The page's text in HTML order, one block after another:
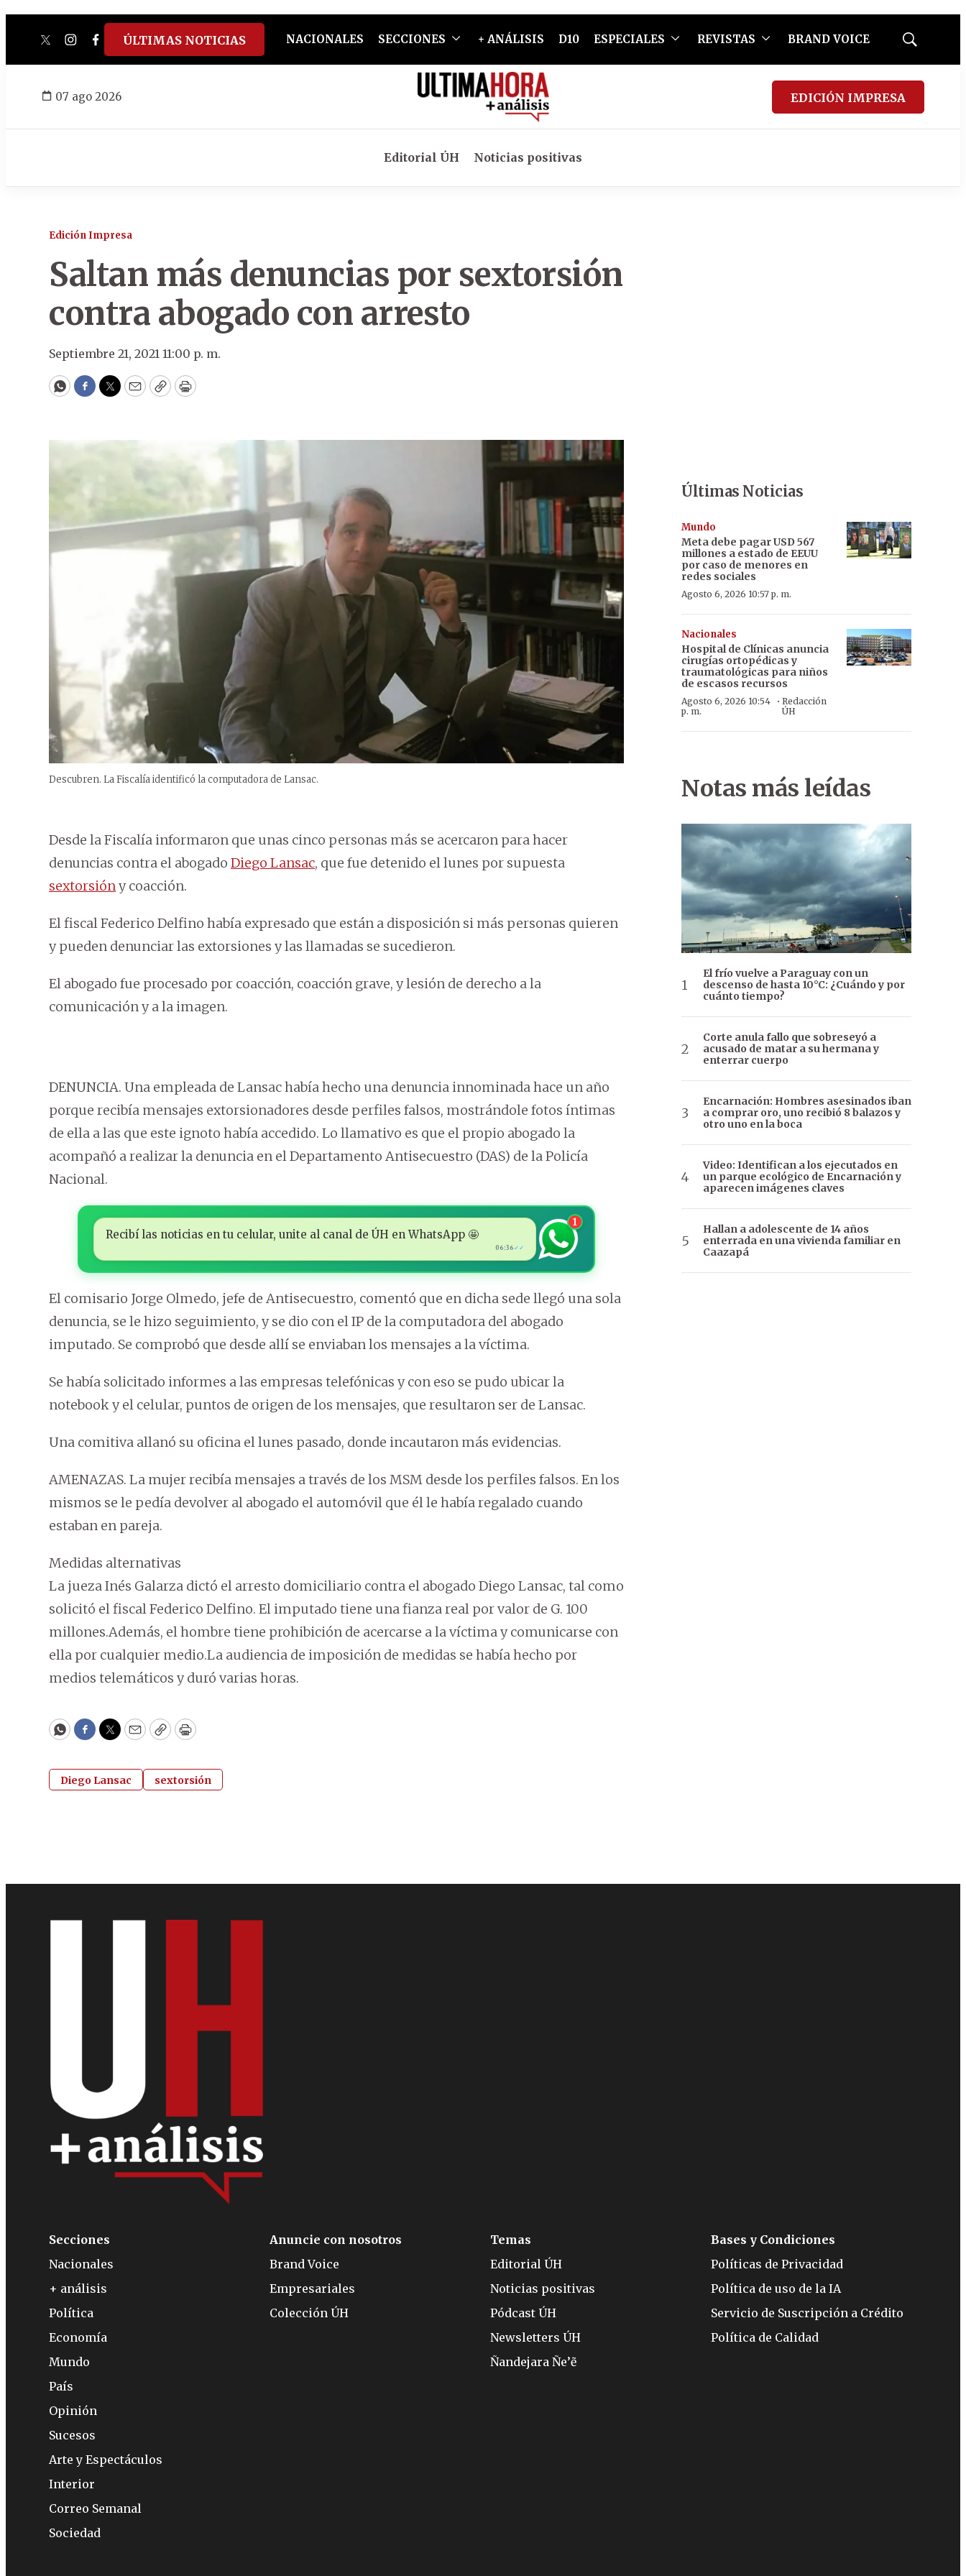
twitterinstagram
facebook
tiktokyoutube
spotify
ÚLTIMAS NOTICIAS NACIONALES SECCIONES + ANÁLISIS D10 ESPECIALES REVISTAS BRAND VOICE
Mostrar
07 ago 2026 EDICIÓN IMPRESA
Editorial ÚH Noticias positivas
Edición Impresa
Saltan más denuncias por sextorsión
contra abogado con arresto
Septiembre 21, 2021 11:00 p. m.
WhatsApp
Facebook
Twitter
EmailCopyPrint
Descubren. La Fiscalía identificó la computadora de Lansac.
Desde la Fiscalía informaron que unas cinco personas más se acercaron para hacer
denuncias contra el abogado Diego Lansac, que fue detenido el lunes por supuesta
sextorsióny coacción.
El fiscal Federico Delfino había expresado que están a disposición si más personas quieren
y pueden denunciar las extorsiones y las llamadas se sucedieron.
El abogado fue procesado por coacción, coacción grave, y lesión de derecho a la
comunicación y a la imagen.
DENUNCIA. Una empleada de Lansac había hecho una denuncia innominada hace un año
porque recibía mensajes extorsionadores desde perfiles falsos, mostrándole fotos íntimas
de ella a las que este ignoto había accedido. Lo llamativo es que el propio abogado la
acompañó a realizar la denuncia en el Departamento Antisecuestro (DAS) de la Policía
Nacional.
Recibí las noticias en tu celular, unite al canal de ÚH en WhatsApp 🤩
06:36 ✓✓
1
El comisario Jorge Olmedo, jefe de Antisecuestro, comentó que en dicha sede llegó una sola
denuncia, se le hizo seguimiento, y se dio con el IP de la computadora del abogado
imputado. Se comprobó que desde allí se enviaban los mensajes a la víctima.
Se había solicitado informes a las empresas telefónicas y con eso se pudo ubicar la
notebook y el celular, puntos de origen de los mensajes, que resultaron ser de Lansac.
Una comitiva allanó su oficina el lunes pasado, donde incautaron más evidencias.
AMENAZAS. La mujer recibía mensajes a través de los MSM desde los perfiles falsos. En los
mismos se le pedía devolver al abogado el automóvil que él le había regalado cuando
estaban en pareja.
Medidas alternativas
La jueza Inés Galarza dictó el arresto domiciliario contra el abogado Diego Lansac, tal como
solicitó el fiscal Federico Delfino. El imputado tiene una fianza real por valor de G. 100
millones.Además, el hombre tiene prohibición de acercarse a la víctima y comunicarse con
ella por cualquier medio.La audiencia de imposición de medidas se había hecho por
medios telemáticos y duró varias horas.
WhatsApp
Facebook
Twitter
EmailCopyPrint
Diego Lansac sextorsión
Últimas Noticias
Mundo
Meta debe pagar USD 567
millones a estado de EEUU
por caso de menores en
redes sociales
Agosto 6, 2026 10:57 p. m.
Nacionales
Hospital de Clínicas anuncia
cirugías ortopédicas y
traumatológicas para niños
de escasos recursos
Agosto 6, 2026 10:54
p. m.
· Redacción
ÚH
Notas más leídas
El frío vuelve a Paraguay con un
descenso de hasta 10°C: ¿Cuándo y por
cuánto tiempo?
Corte anula fallo que sobreseyó a
acusado de matar a su hermana y
enterrar cuerpo
Encarnación: Hombres asesinados iban
a comprar oro, uno recibió 8 balazos y
otro uno en la boca
Video: Identifican a los ejecutados en
un parque ecológico de Encarnación y
aparecen imágenes claves
Hallan a adolescente de 14 años
enterrada en una vivienda familiar en
Caazapá
Secciones
Nacionales
+ análisis
Política
Economía
Mundo
País
Opinión
Sucesos
Arte y Espectáculos
Interior
Correo Semanal
Sociedad
Anuncie con nosotros
Brand Voice
Empresariales
Colección ÚH
Temas
Editorial ÚH
Noticias positivas
Pódcast ÚH
Newsletters ÚH
Ñandejara Ñe’ẽ
Bases y Condiciones
Políticas de Privacidad
Política de uso de la IA
Servicio de Suscripción a Crédito
Política de Calidad